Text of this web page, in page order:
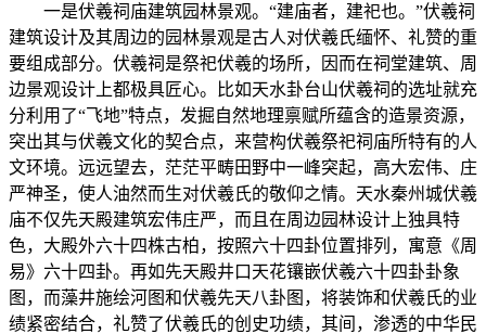
一是伏羲祠庙建筑园林景观。“建庙者，建祀也。”伏羲祠
建筑设计及其周边的园林景观是古人对伏羲氏缅怀、礼赞的重
要组成部分。伏羲祠是祭祀伏羲的场所，因而在祠堂建筑、周
边景观设计上都极具匠心。比如天水卦台山伏羲祠的选址就充
分利用了“飞地”特点，发掘自然地理禀赋所蕴含的造景资源，
突出其与伏羲文化的契合点，来营构伏羲祭祀祠庙所特有的人
文环境。远远望去，茫茫平畴田野中一峰突起，高大宏伟、庄
严神圣，使人油然而生对伏羲氏的敬仰之情。天水秦州城伏羲
庙不仅先天殿建筑宏伟庄严，而且在周边园林设计上独具特
色，大殿外六十四株古柏，按照六十四卦位置排列，寓意《周
易》六十四卦。再如先天殿井口天花镶嵌伏羲六十四卦卦象
图，而藻井施绘河图和伏羲先天八卦图，将装饰和伏羲氏的业
绩紧密结合，礼赞了伏羲氏的创史功绩，其间，渗透的中华民